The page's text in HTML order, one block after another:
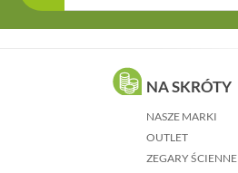
NA SKRÓTY
NASZE MARKI
OUTLET
ZEGARY ŚCIENNE